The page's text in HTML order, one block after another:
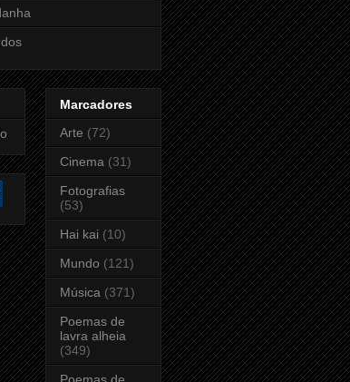
Marcadores
Arte (72)
Cinema (31)
Fotografias
(53)
Hai kai (10)
Mundo (121)
Música (371)
Poemas de
lavra alheia
(349)
Poemas de